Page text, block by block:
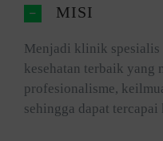
MISI
Menjadi klinik spesialis
kesehatan terbaik yang
profesionalisme,
sehingga dapat